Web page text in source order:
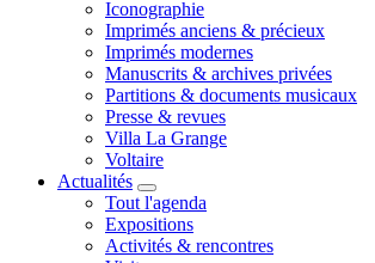
Iconographie
Imprimés anciens & précieux
Imprimés modernes
Manuscrits & archives privées
Partitions & documents musicaux
Presse & revues
Villa La Grange
Voltaire
Actualités
Tout l'agenda
Expositions
Activités & rencontres